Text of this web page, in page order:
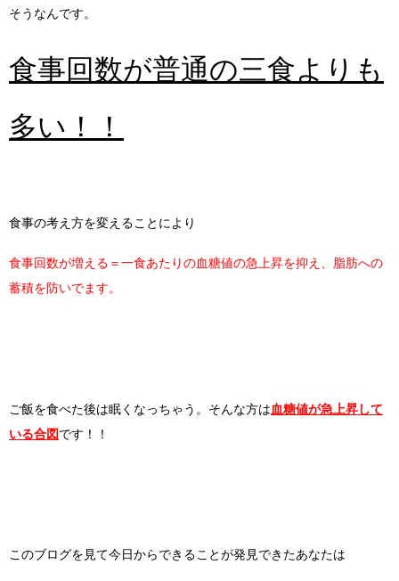
そうなんです。
食事回数が普通の三食よりも
多い！！
食事の考え方を変えることにより
食事回数が増える＝一食あたりの血糖値の急上昇を抑え、脂肪への
蓄積を防いでます。
ご飯を食べた後は眠くなっちゃう。そんな方は血糖値が急上昇して
いる合図です！！
このブログを見て今日からできることが発見できたあなたは